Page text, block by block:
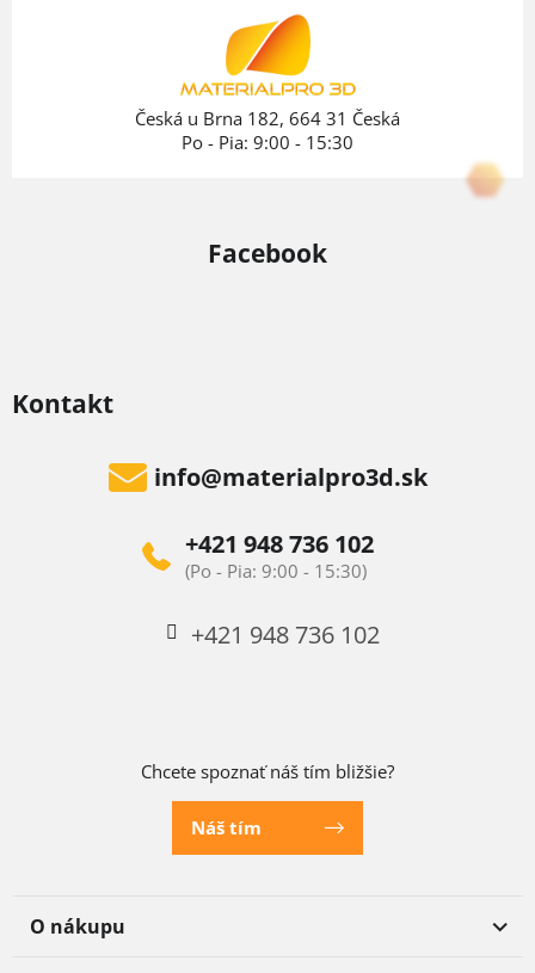
Kontakt
info@materialpro3d.sk
+421 948 736 102
+421 948 736 102
Chcete spoznať náš tím bližšie?
Náš tím
O nákupu
Česká u Brna 182, 664 31 Česká
Po - Pia: 9:00 - 15:30
Facebook